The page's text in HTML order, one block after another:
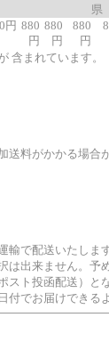
県
円 880
円
880
円
880
円
含まれています。
送料がかかる場合
輸で配送いたしま
は出来ません。予
スト投函配送）と
付でお届けできる